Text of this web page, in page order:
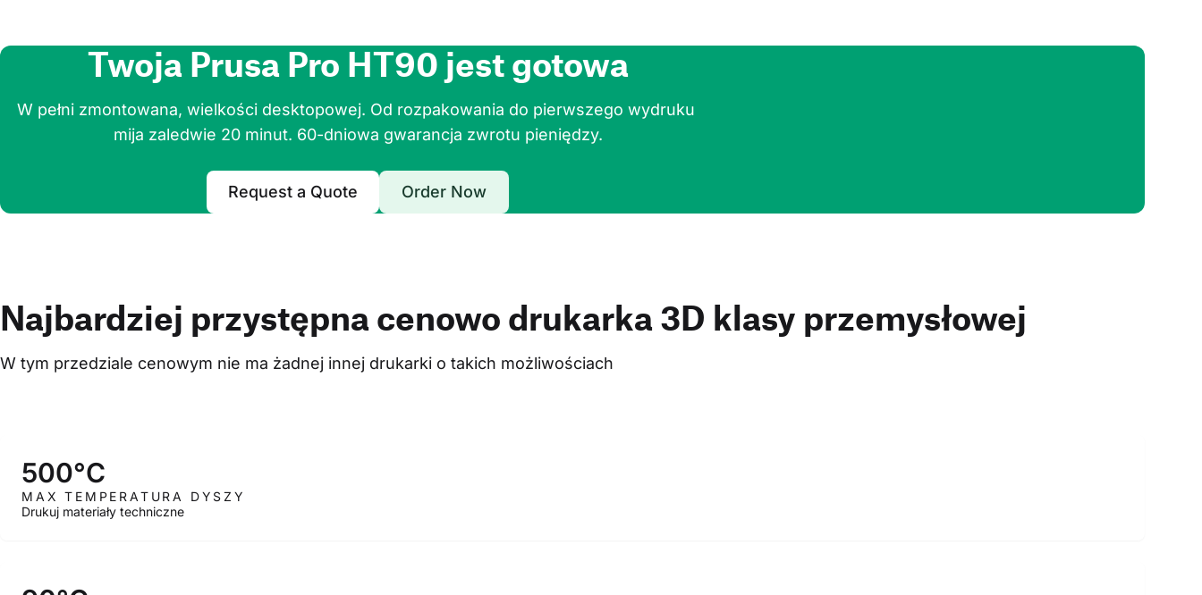
Twoja Prusa Pro HT90 jest gotowa
W pełni zmontowana, wielkości desktopowej. Od rozpakowania do pierwszego wydruku
mija zaledwie 20 minut. 60-dniowa gwarancja zwrotu pieniędzy.
Request a Quote Order Now
Najbardziej przystępna cenowo drukarka 3D klasy przemysłowej
W tym przedziale cenowym nie ma żadnej innej drukarki o takich możliwościach
500°C
MAX TEMPERATURA DYSZY
Drukuj materiały techniczne